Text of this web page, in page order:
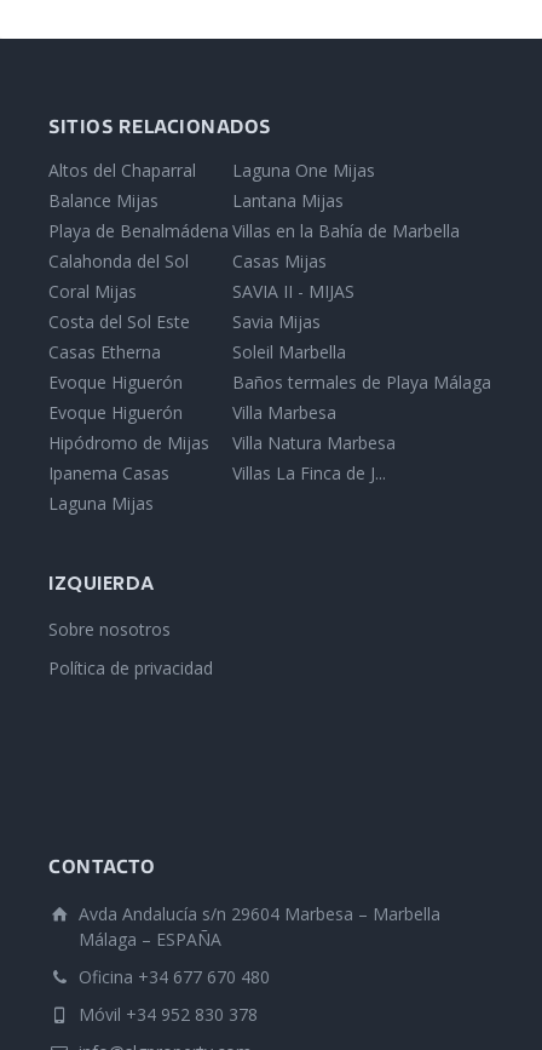
SITIOS RELACIONADOS
Altos del Chaparral
Balance Mijas
Playa de Benalmádena
Calahonda del Sol
Coral Mijas
Costa del Sol Este
Casas Etherna
Evoque Higuerón
Evoque Higuerón
Hipódromo de Mijas
Ipanema Casas
Laguna Mijas
Laguna One Mijas
Lantana Mijas
Villas en la Bahía de Marbella
Casas Mijas
SAVIA II - MIJAS
Savia Mijas
Soleil Marbella
Baños termales de Playa Málaga
Villa Marbesa
Villa Natura Marbesa
Villas La Finca de J...
IZQUIERDA
Sobre nosotros
Política de privacidad
CONTACTO
Avda Andalucía s/n 29604 Marbesa – Marbella
Málaga – ESPAÑA
Oficina +34 677 670 480
Móvil +34 952 830 378